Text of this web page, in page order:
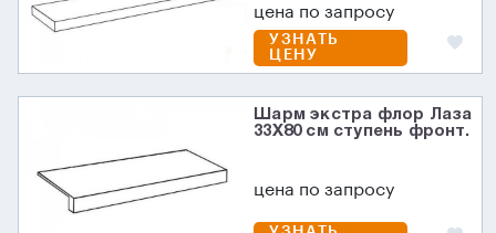
цена по запросу
УЗНАТЬ
ЦЕНУ
Шарм экстра флор Лаза
33X80 см ступень фронт.
цена по запросу